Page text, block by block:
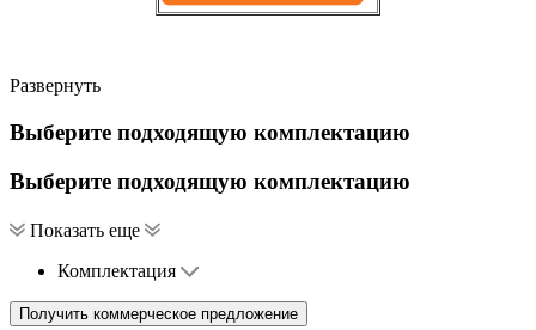
Развернуть
Выберите подходящую комплектацию
Выберите подходящую комплектацию
Показать еще
Комплектация